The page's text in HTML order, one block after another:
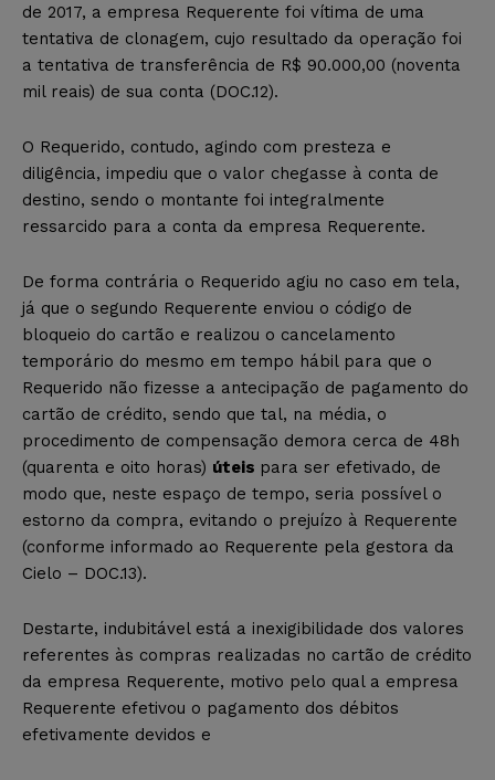
de 2017, a empresa Requerente foi vítima de uma
tentativa de clonagem, cujo resultado da operação foi
a tentativa de transferência de R$ 90.000,00 (noventa
mil reais) de sua conta (DOC.12).
O Requerido, contudo, agindo com presteza e
diligência, impediu que o valor chegasse à conta de
destino, sendo o montante foi integralmente
ressarcido para a conta da empresa Requerente.
De forma contrária o Requerido agiu no caso em tela,
já que o segundo Requerente enviou o código de
bloqueio do cartão e realizou o cancelamento
temporário do mesmo em tempo hábil para que o
Requerido não fizesse a antecipação de pagamento do
cartão de crédito, sendo que tal, na média, o
procedimento de compensação demora cerca de 48h
(quarenta e oito horas) úteis para ser efetivado, de
modo que, neste espaço de tempo, seria possível o
estorno da compra, evitando o prejuízo à Requerente
(conforme informado ao Requerente pela gestora da
Cielo – DOC.13).
Destarte, indubitável está a inexigibilidade dos valores
referentes às compras realizadas no cartão de crédito
da empresa Requerente, motivo pelo qual a empresa
Requerente efetivou o pagamento dos débitos
efetivamente devidos e